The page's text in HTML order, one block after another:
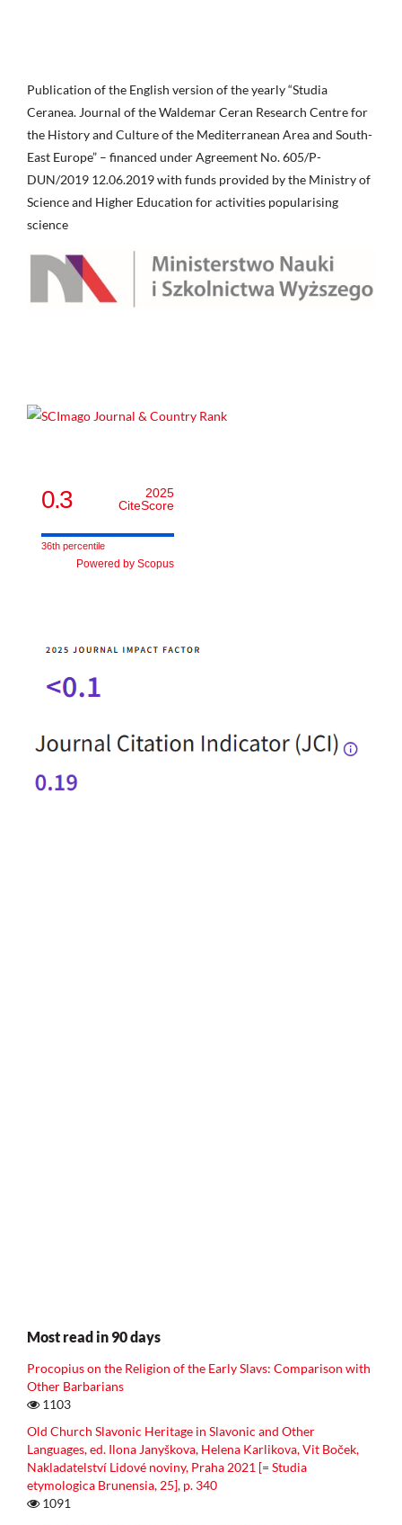
Publication of the English version of the yearly “Studia
Ceranea. Journal of the Waldemar Ceran Research Centre for
the History and Culture of the Mediterranean Area and South-
East Europe” – financed under Agreement No. 605/P-
DUN/2019 12.06.2019 with funds provided by the Ministry of
Science and Higher Education for activities popularising
science
0.3
2025
CiteScore
36th percentile
Powered by Scopus
Most read in 90 days
Procopius on the Religion of the Early Slavs: Comparison with
Other Barbarians
1103
Old Church Slavonic Heritage in Slavonic and Other
Languages, ed. Ilona Janyškova, Helena Karlikova, Vit Boček,
Nakladatelství Lidové noviny, Praha 2021 [= Studia
etymologica Brunensia, 25], p. 340
1091